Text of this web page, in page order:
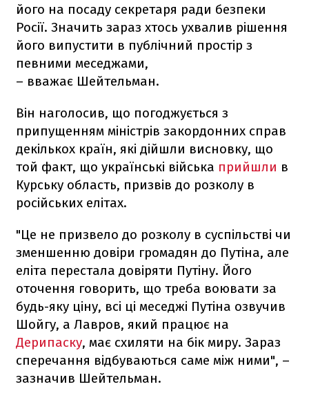
його на посаду секретаря ради безпеки
Росії. Значить зараз хтось ухвалив рішення
його випустити в публічний простір з
певними меседжами,
– вважає Шейтельман.
Він наголосив, що погоджується з
припущенням міністрів закордонних справ
декількох країн, які дійшли висновку, що
той факт, що українські війська прийшли в
Курську область, призвів до розколу в
російських елітах.
"Це не призвело до розколу в суспільстві чи
зменшенню довіри громадян до Путіна, але
еліта перестала довіряти Путіну. Його
оточення говорить, що треба воювати за
будь-яку ціну, всі ці меседжі Путіна озвучив
Шойгу, а Лавров, який працює на
Дерипаску, має схиляти на бік миру. Зараз
сперечання відбуваються саме між ними", –
зазначив Шейтельман.